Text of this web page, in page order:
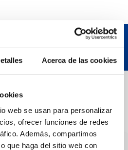
Acerca de las cookies
web se usan para personalizar
ofrecer funciones de redes
Además, compartimos
que haga del sitio web con
s/n, 43004 Tarragona